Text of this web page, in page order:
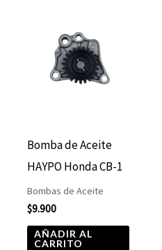
Bomba de Aceite
HAYPO Honda CB-1
Bombas de Aceite
$9.900
AÑADIR AL
CARRITO